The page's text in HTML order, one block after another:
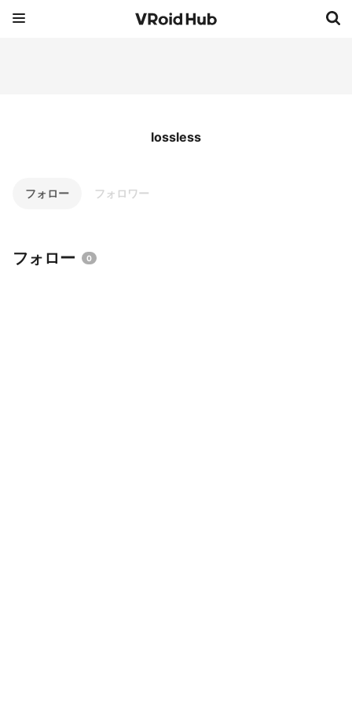
lossless
フォロー フォロワー
フォロー 0